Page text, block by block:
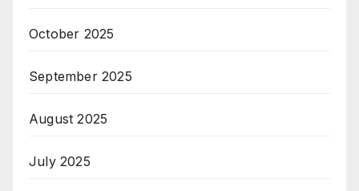
October 2025
September 2025
August 2025
July 2025